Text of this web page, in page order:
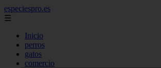
especiespro.es
☰
Inicio
perros
gatos
comercio